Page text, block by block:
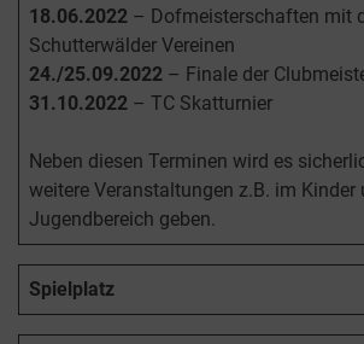
18.06.2022 – Dofmeisterschaften mit
Schutterwälder Vereinen
24./25.09.2022 – Finale der
31.10.2022 – TC Skatturnier
Neben diesen Terminen wird es
weitere Veranstaltungen z.B. im Kinder
Jugendbereich geben.
Spielplatz